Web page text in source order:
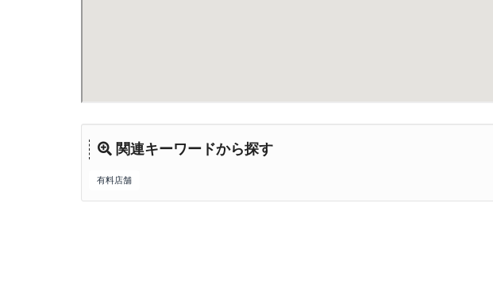
関連キーワードから探す
有料店舗